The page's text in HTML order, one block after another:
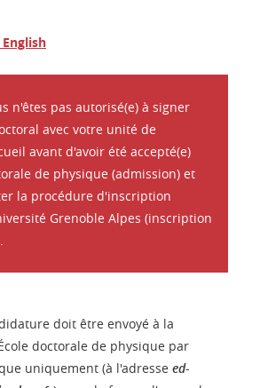
n'êtes pas autorisé(e) à signer
avec votre unité de
avant d'avoir été accepté(e)
de physique (admission) et
la procédure d'inscription
Grenoble Alpes (inscription
doit être envoyé à la
doctorale de physique par
uniquement (à l'adresse ed-